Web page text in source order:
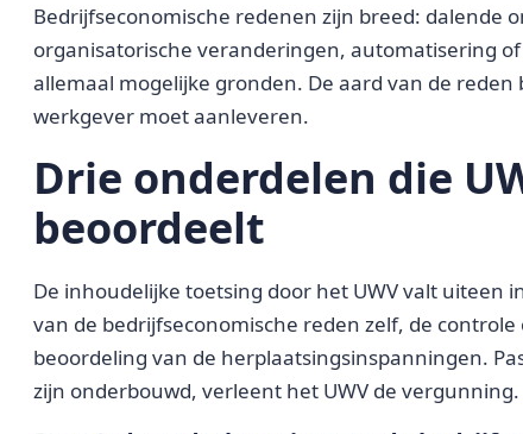
Bedrijfseconomische redenen zijn breed: dalende
organisatorische veranderingen, automatisering
allemaal mogelijke gronden. De aard van de
werkgever moet aanleveren.
Drie onderdelen die
beoordeelt
De inhoudelijke toetsing door het UWV valt uiteen
van de bedrijfseconomische reden zelf, de
beoordeling van de herplaatsingsinspanningen.
zijn onderbouwd, verleent het UWV de vergunning.